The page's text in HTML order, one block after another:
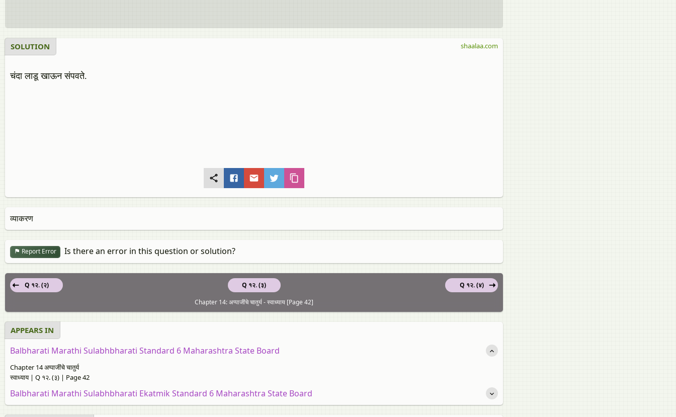
SOLUTION
चंदा लाडू खाऊन संपवते.
shaalaa.com
व्याकरण
Report Error Is there an error in this question or solution?
Q १२. (३)
Q १२. (२)
Q १२. (४)
Chapter 14: अप्पाजींचे चातुर्य - स्वाध्याय [Page 42]
APPEARS IN
Balbharati Marathi Sulabhbharati Standard 6 Maharashtra State Board
Chapter 14 अप्पाजींचे चातुर्य
स्वाध्याय | Q १२. (३) | Page 42
Balbharati Marathi Sulabhbharati Ekatmik Standard 6 Maharashtra State Board